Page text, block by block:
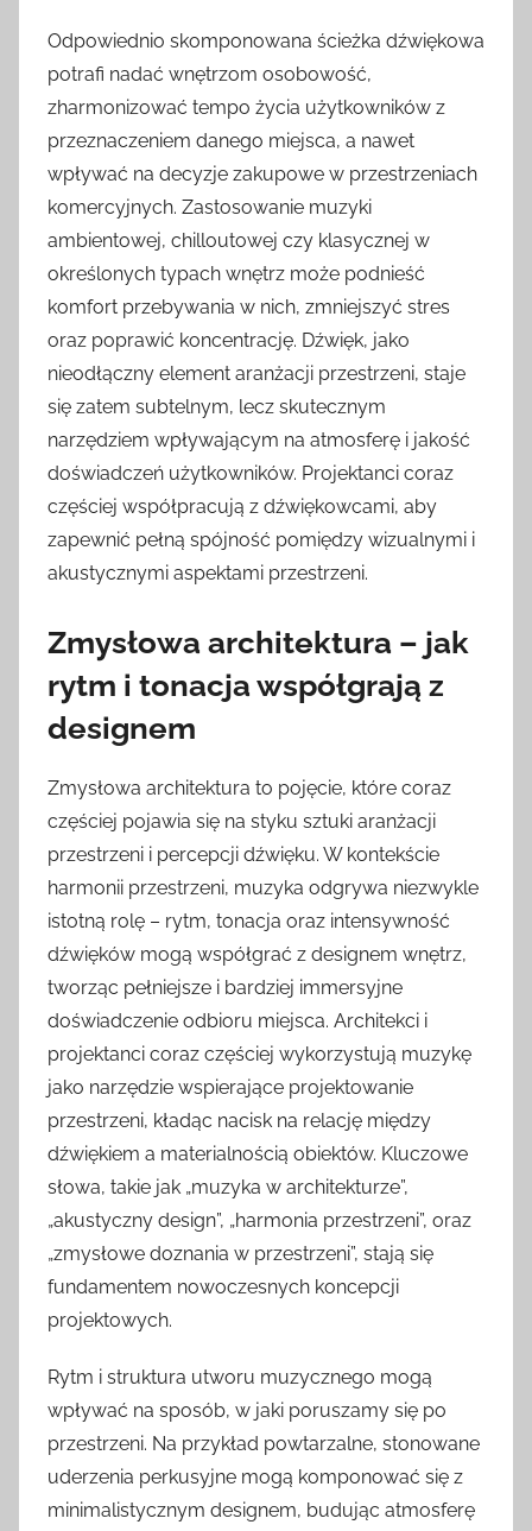
Odpowiednio skomponowana ścieżka dźwiękowa
potrafi nadać wnętrzom osobowość,
zharmonizować tempo życia użytkowników z
przeznaczeniem danego miejsca, a nawet
wpływać na decyzje zakupowe w przestrzeniach
komercyjnych. Zastosowanie muzyki
ambientowej, chilloutowej czy klasycznej w
określonych typach wnętrz może podnieść
komfort przebywania w nich, zmniejszyć stres
oraz poprawić koncentrację. Dźwięk, jako
nieodłączny element aranżacji przestrzeni, staje
się zatem subtelnym, lecz skutecznym
narzędziem wpływającym na atmosferę i jakość
doświadczeń użytkowników. Projektanci coraz
częściej współpracują z dźwiękowcami, aby
zapewnić pełną spójność pomiędzy wizualnymi i
akustycznymi aspektami przestrzeni.
Zmysłowa architektura – jak
rytm i tonacja współgrają z
designem
Zmysłowa architektura to pojęcie, które coraz
częściej pojawia się na styku sztuki aranżacji
przestrzeni i percepcji dźwięku. W kontekście
harmonii przestrzeni, muzyka odgrywa niezwykle
istotną rolę – rytm, tonacja oraz intensywność
dźwięków mogą współgrać z designem wnętrz,
tworząc pełniejsze i bardziej immersyjne
doświadczenie odbioru miejsca. Architekci i
projektanci coraz częściej wykorzystują muzykę
jako narzędzie wspierające projektowanie
przestrzeni, kładąc nacisk na relację między
dźwiękiem a materialnością obiektów. Kluczowe
słowa, takie jak „muzyka w architekturze”,
„akustyczny design”, „harmonia przestrzeni”, oraz
„zmysłowe doznania w przestrzeni”, stają się
fundamentem nowoczesnych koncepcji
projektowych.
Rytm i struktura utworu muzycznego mogą
wpływać na sposób, w jaki poruszamy się po
przestrzeni. Na przykład powtarzalne, stonowane
uderzenia perkusyjne mogą komponować się z
minimalistycznym designem, budując atmosferę